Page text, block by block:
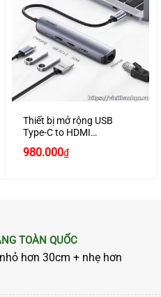
Thiết bị mở rộng USB
Type-C to HDMI
Gigabit/ PD 100W Ugreen
980.000₫
TOÀN QUỐC
hơn 30cm + nhẹ hơn